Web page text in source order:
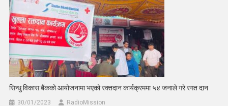
सिन्धु विकास बैंकको आयोजनामा भएको रक्तदान कार्यक्रममा ५४ जनाले गरे रगत दान
30/01/2023 RadioMission